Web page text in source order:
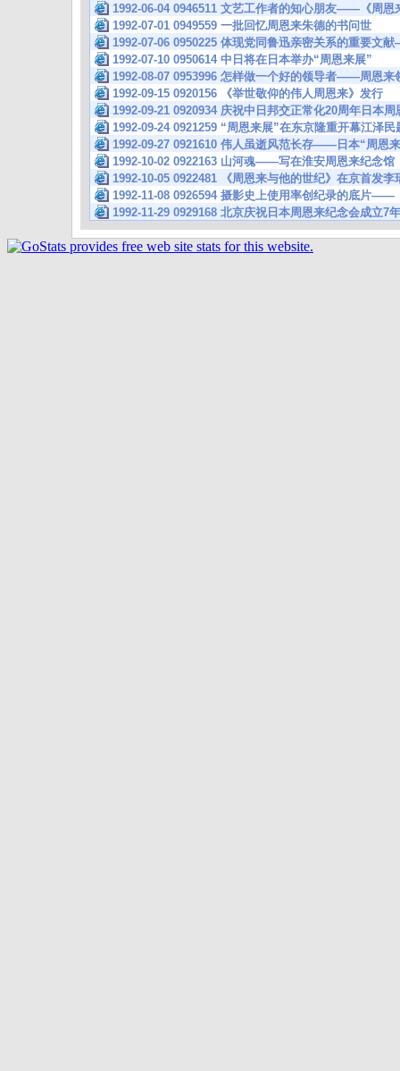
1992-06-04 0946511 文艺工作者的知心朋友——《周恩
1992-07-01 0949559 一批回忆周恩来朱德的书问世
1992-07-06 0950225 体现党同鲁迅亲密关系的重要文
1992-07-10 0950614 中日将在日本举办“周恩来展”
1992-08-07 0953996 怎样做一个好的领导者——周恩来
1992-09-15 0920156 《举世敬仰的伟人周恩来》发行
1992-09-21 0920934 庆祝中日邦交正常化20周年日本
1992-09-24 0921259 “周恩来展”在东京隆重开幕江泽
1992-09-27 0921610 伟人虽逝风范长存——日本“周恩
1992-10-02 0922163 山河魂——写在淮安周恩来纪念馆
1992-10-05 0922481 《周恩来与他的世纪》在京首发
1992-11-08 0926594 摄影史上使用率创纪录的底片——
1992-11-29 0929168 北京庆祝日本周恩来纪念会成立7年